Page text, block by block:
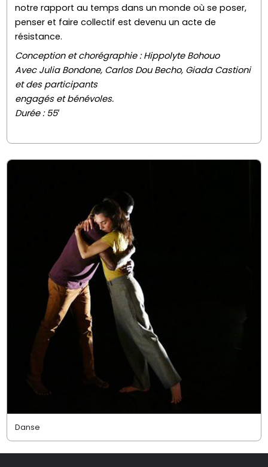
notre rapport au temps dans un monde où se poser,
penser et faire collectif est devenu un acte de
résistance.
Conception et chorégraphie : Hippolyte Bohouo
Avec Julia Bondone, Carlos Dou Becho, Giada Castioni
et des participants
engagés et bénévoles.
Durée : 55′
Danse